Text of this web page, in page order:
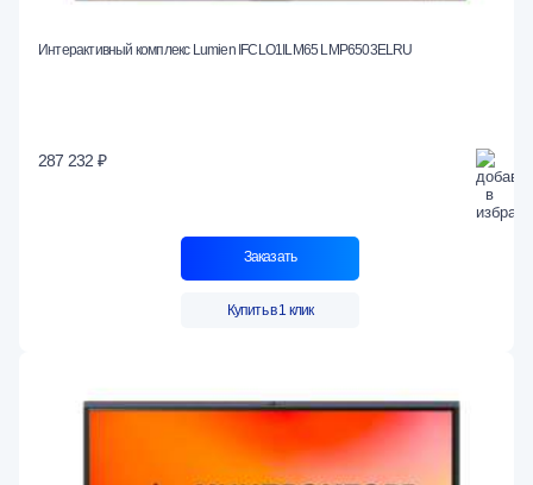
Интерактивный комплекс Lumien IFCLO1ILM65 LMP6503ЕLRU
287 232 ₽
Заказать
Купить в 1 клик